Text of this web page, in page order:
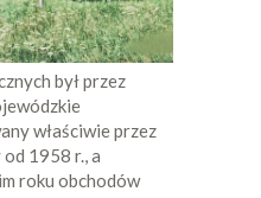
był przez
właściwie przez
1958 r., a
roku obchodów